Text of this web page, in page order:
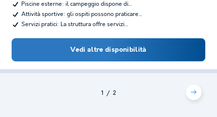
Piscine esterne: il campeggio dispone di…
Attività sportive: gli ospiti possono praticare…
Servizi pratici: La struttura offre servizi…
Vedi altre disponibilità
1 2